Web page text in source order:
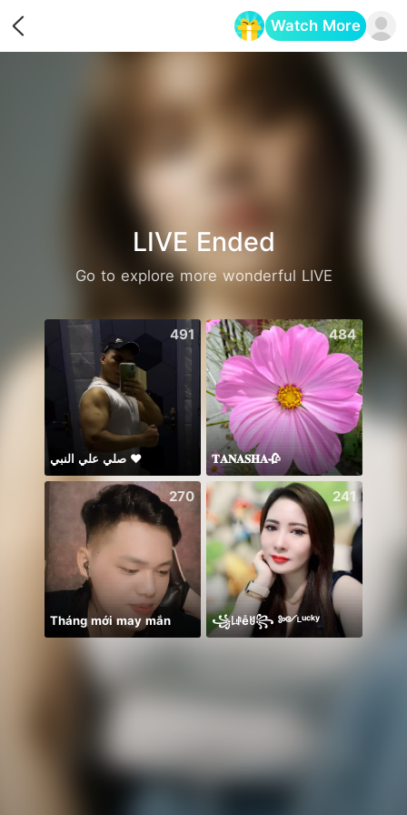
Watch More
LIVE Ended
Go to explore more wonderful LIVE
491
صلي علي النبي ♥️
484
𝐓𝐀𝐍𝐀𝐒𝐇𝐀🥀
270
Tháng mới may mắn
241
꧁꒒ꂑễꐇ꧂ ༻ᴸᵘᶜᵏʸ